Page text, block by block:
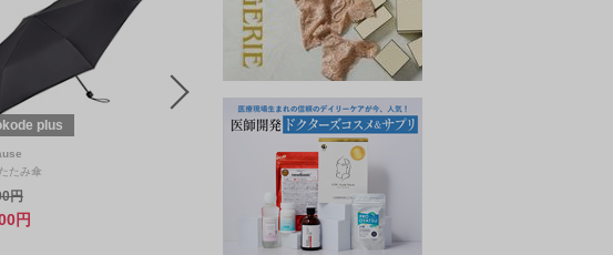
plus
たみ傘
円
円
kokode plus kokode plus
Dignite Collier
18,700円
14,025円